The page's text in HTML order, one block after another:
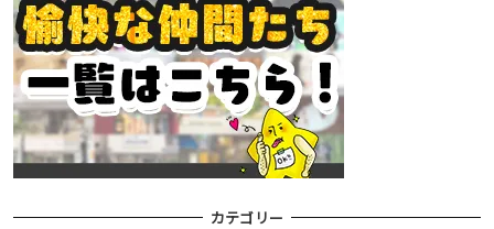
カテゴリー